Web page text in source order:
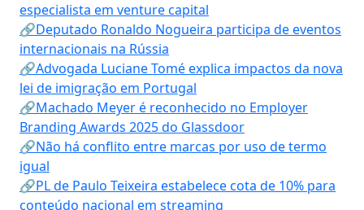
especialista em venture capital
🔗Deputado Ronaldo Nogueira participa de eventos
internacionais na Rússia
🔗Advogada Luciane Tomé explica impactos da nova
lei de imigração em Portugal
🔗Machado Meyer é reconhecido no Employer
Branding Awards 2025 do Glassdoor
🔗Não há conflito entre marcas por uso de termo
igual
🔗PL de Paulo Teixeira estabelece cota de 10% para
conteúdo nacional em streaming